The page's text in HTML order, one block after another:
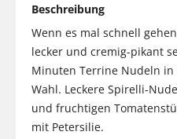
Beschreibung
Wenn es mal schnell
lecker und cremig-pikant
Minuten Terrine Nudeln in
Wahl. Leckere Spirelli-
und fruchtigen
mit Petersilie.